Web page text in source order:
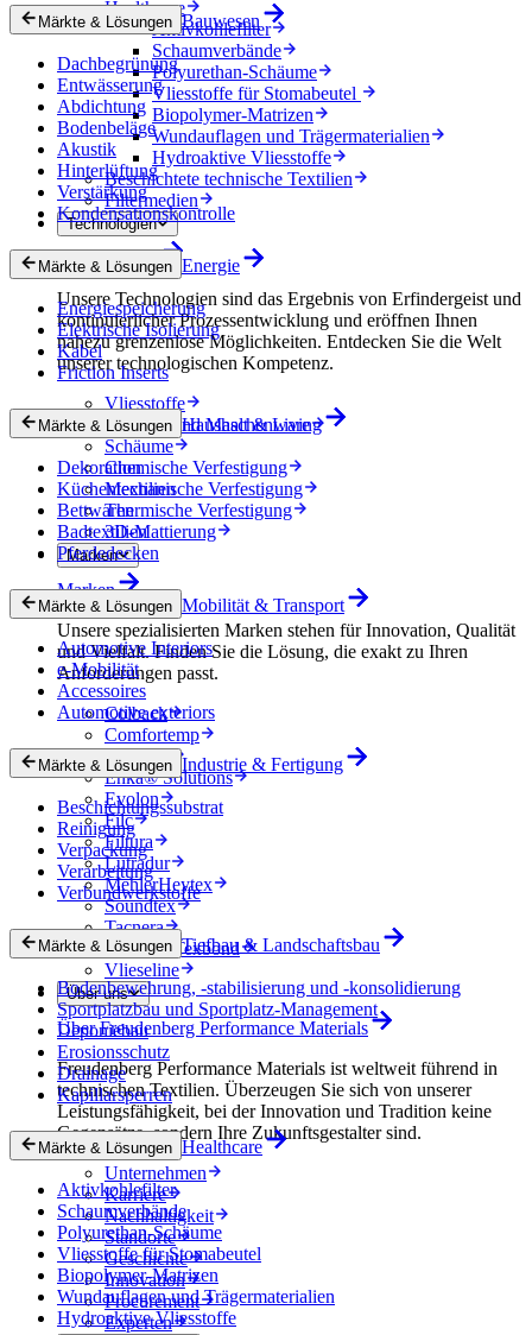
Healthcare
Aktivkohlefilter
Schaumverbände
Polyurethan-Schäume
Vliesstoffe für Stomabeutel
Biopolymer-Matrizen
Wundauflagen und Trägermaterialien
Hydroaktive Vliesstoffe
Beschichtete technische Textilien
Filtermedien
Technologien
Technologien
Unsere Technologien sind das Ergebnis von Erfindergeist und
kontinuierlicher Prozessentwicklung und eröffnen Ihnen
nahezu grenzenlose Möglichkeiten. Entdecken Sie die Welt
unserer technologischen Kompetenz.
Vliesstoffe
Gewebe und Maschenware
Schäume
Chemische Verfestigung
Mechanische Verfestigung
Thermische Verfestigung
3D-Mattierung
Marken
Marken
Unsere spezialisierten Marken stehen für Innovation, Qualität
und Vielfalt. Finden Sie die Lösung, die exakt zu Ihren
Anforderungen passt.
Colback
Comfortemp
Dripstop
Enka® Solutions
Evolon
Filc
Filtura
Lutradur
MehlerHeytex
Soundtex
Tacnera
Terbond-Texbond
Vlieseline
Über uns
Über Freudenberg Performance Materials
Freudenberg Performance Materials ist weltweit führend in
technischen Textilien. Überzeugen Sie sich von unserer
Leistungsfähigkeit, bei der Innovation und Tradition keine
Gegensätze, sondern Ihre Zukunftsgestalter sind.
Unternehmen
Karriere
Nachhaltigkeit
Standorte
Geschichte
Innovation
Procurement
Experten
Märkte & Lösungen Bauwesen
Dachbegrünung
Entwässerung
Abdichtung
Bodenbeläge
Akustik
Hinterlüftung
Verstärkung
Kondensationskontrolle
Märkte & Lösungen Energie
Energiespeicherung
Elektrische Isolierung
Kabel
Friction Inserts
Märkte & Lösungen Haushalt & Living
Dekoration
Küchentextilien
Bettwaren
Badtextilien
Pferdedecken
Märkte & Lösungen Mobilität & Transport
Automotive Interiors
e-Mobilität
Accessoires
Automotive exteriors
Märkte & Lösungen Industrie & Fertigung
Beschichtungssubstrat
Reinigung
Verpackung
Verarbeitung
Verbundwerkstoffe
Märkte & Lösungen Tiefbau & Landschaftsbau
Bodenbewehrung, -stabilisierung und -konsolidierung
Sportplatzbau und Sportplatz-Management
Deponiebau
Erosionsschutz
Drainage
Kapillarsperren
Märkte & Lösungen Healthcare
Aktivkohlefilter
Schaumverbände
Polyurethan-Schäume
Vliesstoffe für Stomabeutel
Biopolymer-Matrizen
Wundauflagen und Trägermaterialien
Hydroaktive Vliesstoffe